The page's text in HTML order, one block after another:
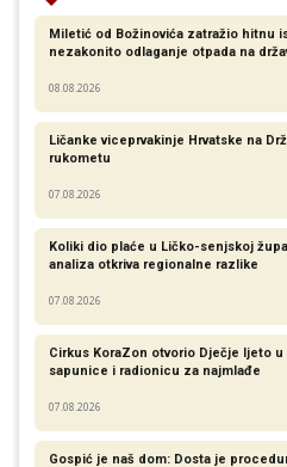
Miletić od Božinovića zatražio hitnu
nezakonito odlaganje otpada na
08.08.2026
Ličanke viceprvakinje Hrvatske na
rukometu
07.08.2026
Koliki dio plaće u Ličko-senjskoj
analiza otkriva regionalne razlike​
07.08.2026
Cirkus KoraZon otvorio Dječje ljeto
sapunice i radionicu za najmlađe
07.08.2026
Gospić je naš dom: Dosta je